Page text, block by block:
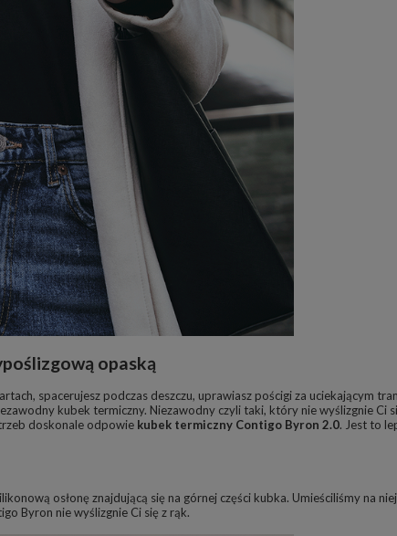
opaską
spacerujesz podczas deszczu, uprawiasz pościgi za uciekającym
kubek termiczny. Niezawodny czyli taki, który nie wyślizgnie Ci
doskonale odpowie kubek termiczny Contigo Byron 2.0. Jest to
osłonę znajdującą się na górnej części kubka. Umieściliśmy na
Byron nie wyślizgnie Ci się z rąk.